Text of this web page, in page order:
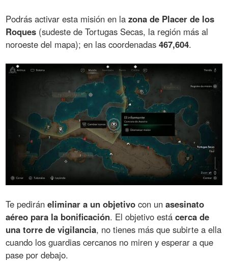
Podrás activar esta misión en lazona de Placer de los
Roques (sudeste de Tortugas Secas, la región más al
noroeste del mapa); en las coordenadas467,604.
Te pediráneliminar a un objetivo con unasesinato
aéreo para la bonificación. El objetivo estácerca de
una torre de vigilancia, no tienes más que subirte a ella
cuando los guardias cercanos no miren y esperar a que
pase por debajo.